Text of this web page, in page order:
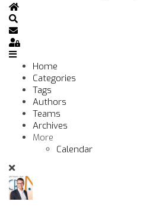
Home
Search
Subscribe to blog
Sign In
Home
Categories
Tags
Authors
Teams
Archives
More
Calendar